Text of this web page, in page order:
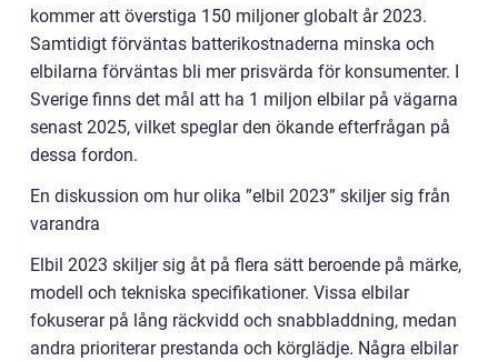
kommer att överstiga 150 miljoner globalt år 2023.
Samtidigt förväntas batterikostnaderna minska och
elbilarna förväntas bli mer prisvärda för konsumenter. I
Sverige finns det mål att ha 1 miljon elbilar på vägarna
senast 2025, vilket speglar den ökande efterfrågan på
dessa fordon.
En diskussion om hur olika ”elbil 2023” skiljer sig från
varandra
Elbil 2023 skiljer sig åt på flera sätt beroende på märke,
modell och tekniska specifikationer. Vissa elbilar
fokuserar på lång räckvidd och snabbladdning, medan
andra prioriterar prestanda och körglädje. Några elbilar